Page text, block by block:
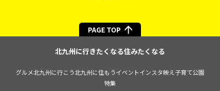
PAGE TOP
北九州に行きたくなる住みたくなる
グルメ北九州に行こう北九州に住もうイベントインスタ映え子育て公園
特集